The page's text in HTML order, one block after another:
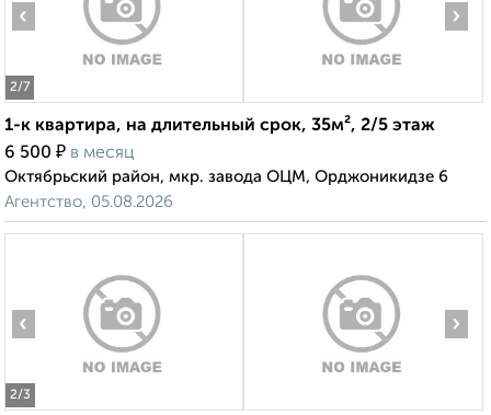
2/7
‹ ›
1-к квартира, на длительный срок, 35м², 2/5 этаж
6 500 ₽ в месяц
Октябрьский район, мкр. завода ОЦМ, Орджоникидзе 6
Агентство, 05.08.2026
2/3
‹ ›